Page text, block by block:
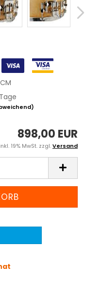
898,00 EUR
inkl. 19% MwSt. zzgl.Versand